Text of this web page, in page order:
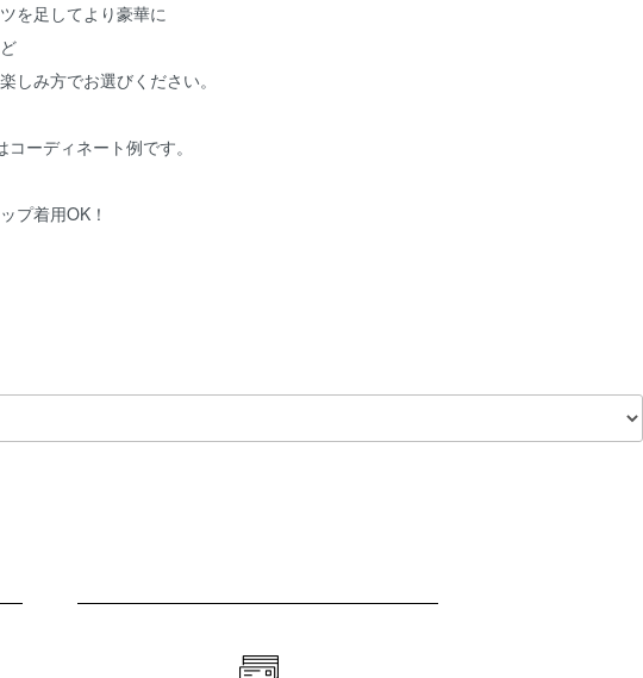
ツを足してより豪華に
しみ方でお選びください。
コーディネート例です。
プ着用OK！